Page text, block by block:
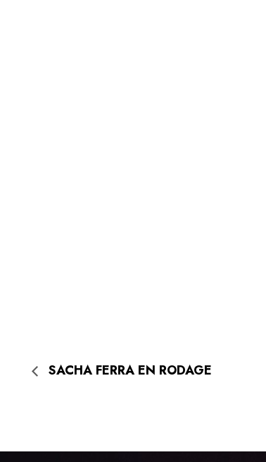
SACHA FERRA EN RODAGE